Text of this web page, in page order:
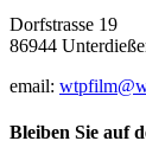
Dorfstrasse 19
86944
email:
Bleiben Sie auf